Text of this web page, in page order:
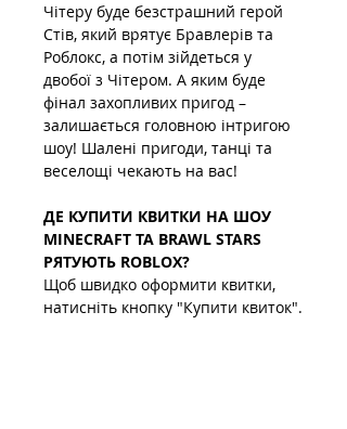
Чітеру буде безстрашний герой
Стів, який врятує Бравлерів та
Роблокс, а потім зійдеться у
двобої з Чітером. А яким буде
фінал захопливих пригод –
залишається головною інтригою
шоу! Шалені пригоди, танці та
веселощі чекають на вас!
ДЕ КУПИТИ КВИТКИ НА ШОУ
MINECRAFT ТА BRAWL STARS
РЯТУЮТЬ ROBLOX?
Щоб швидко оформити квитки,
натисніть кнопку "Купити квиток".